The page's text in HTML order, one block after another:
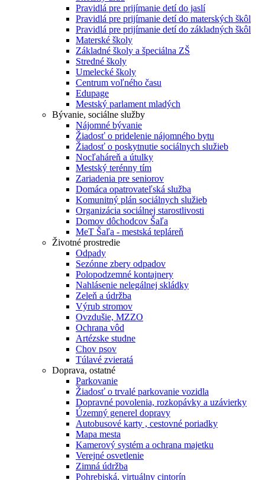
Pravidlá pre prijímanie detí do jaslí
Pravidlá pre prijímanie detí do materských škôl
Pravidlá pre prijímanie detí do základných škôl
Materské školy
Základné školy a špeciálna ZŠ
Stredné školy
Umelecké školy
Centrum voľného času
Edupage
Mestský parlament mladých
Bývanie, sociálne služby
Nájomné bývanie
Žiadosť o pridelenie nájomného bytu
Žiadosť o poskytnutie sociálnych služieb
Nocľaháreň a útulky
Mestský terénny tím
Zariadenia pre seniorov
Domáca opatrovateľská služba
Komunitný plán sociálnych služieb
Organizácia sociálnej starostlivosti
Domov dôchodcov Šaľa
MeT Šaľa - mestská tepláreň
Životné prostredie
Odpady
Sezónne zbery odpadov
Polopodzemné kontajnery
Nahlásenie nelegálnej skládky
Zeleň a údržba
Výrub stromov
Ovzdušie, MZZO
Ochrana vôd
Artézske studne
Chov psov
Túlavé zvieratá
Doprava, ostatné
Parkovanie
Žiadosť o trvalé parkovanie vozidla
Dopravné povolenia, rozkopávky a uzávierky
Územný generel dopravy
Autobusové karty , cestovné poriadky
Mapa mesta
Kamerový systém a ochrana majetku
Verejné osvetlenie
Zimná údržba
Pohrebiská, virtuálny cintorín